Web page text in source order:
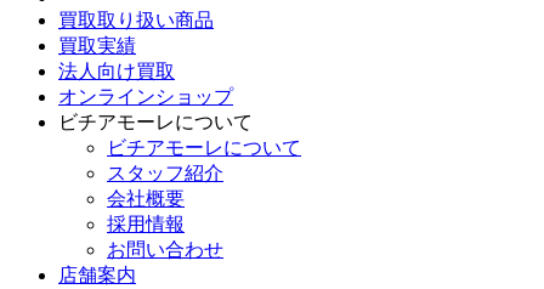
買取取り扱い商品
買取実績
法人向け買取
オンラインショップ
ビチアモーレについて
ビチアモーレについて
スタッフ紹介
会社概要
採用情報
お問い合わせ
店舗案内